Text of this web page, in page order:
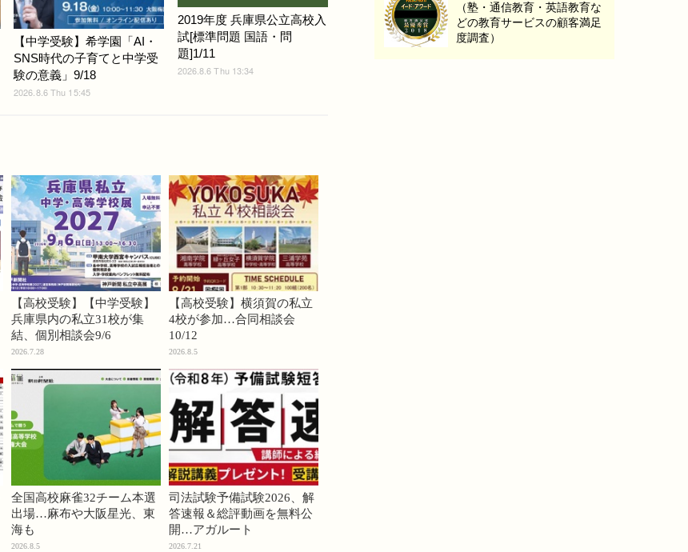
【中学受験】希学園「AI・
SNS時代の子育てと中学受
験の意義」9/18
2026.8.6 Thu 15:45
2019年度 兵庫県公立高校入
試[標準問題 国語・問
題]1/11
2026.8.6 Thu 13:34
【高校受験】【中学受験】
兵庫県内の私立31校が集
結、個別相談会9/6
2026.7.28
【高校受験】横須賀の私立
4校が参加…合同相談会
10/12
2026.8.5
全国高校麻雀32チーム本選
出場…麻布や大阪星光、東
海も
2026.8.5
司法試験予備試験2026、解
答速報＆総評動画を無料公
開…アガルート
2026.7.21
（塾・通信教育・英語教育な
どの教育サービスの顧客満足
度調査）